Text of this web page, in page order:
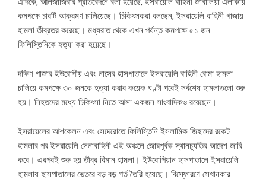
কমপক্ষে চারটি আক্রমণ চালিয়েছে। চিকিৎসকরা বলছেন, ইসরায়েলি বাহিনী গাজায়
হামলা তীব্রতর করেছে। মধ্যরাত থেকে এখন পর্যন্ত কমপক্ষে ৫১ জন
ফিলিস্তিনিকে হত্যা করা হয়েছে।
দক্ষিণ গাজার ইউরোপীয় এবং নাসের হাসপাতালে ইসরায়েলি বাহিনী বোমা হামলা
চালিয়ে কমপক্ষে ৩০ জনকে হত্যা করার কয়েক ঘণ্টা পরেই সর্বশেষ হামলাগুলো শুরু
হয়। নিহতদের মধ্যে চিকিৎসা নিতে আসা একজন সাংবাদিকও রয়েছেন।
ইসরায়েলের আশকেলন এবং সেদেরোতে ফিলিস্তিনি ইসলামিক জিহাদের রকেট
হামলার পর ইসরায়েলি সেনাবাহিনী এই অঞ্চলে জোরপূর্বক স্থানচ্যুতির আদেশ জারি
করে। এরপরই শুরু হয় তীব্র বিমান হামলা। ইউরোপিয়ান হাসপাতালে ইসরায়েলি
হামলায় হাসপাতালের ভেতরে বড় বড় গর্ত তৈরি হয়েছে। বিস্ফোরণে সেখানকার